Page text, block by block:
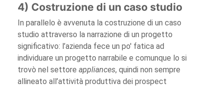
4) Costruzione di un caso studio
In parallelo è avvenuta la costruzione di un caso
studio attraverso la narrazione di un progetto
significativo: l’azienda fece un po' fatica ad
individuare un progetto narrabile e comunque lo si
trovò nel settore appliances, quindi non sempre
allineato all’attività produttiva dei prospect